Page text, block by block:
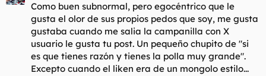
Como buen subnormal, pero egocéntrico que le
gusta el olor de sus propios pedos que soy, me gusta
gustaba cuando me salia la campanilla con X
usuario le gusta tu post. Un pequeño chupito de "si
es que tienes razón y tienes la polla muy grande".
Excepto cuando el liken era de un mongolo estilo...